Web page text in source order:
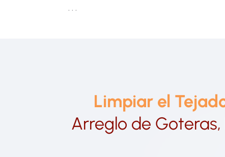
· · ·
Limpiar el
Arreglo de Goteras,